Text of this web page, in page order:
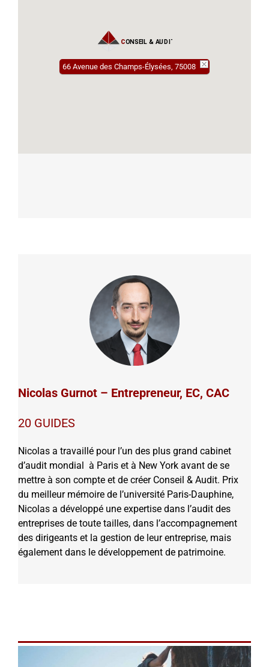
66 Avenue des Champs-Élysées, 75008
Nicolas Gurnot – Entrepreneur, EC, CAC
20 GUIDES
Nicolas a travaillé pour l’un des plus grand cabinet
d’audit mondial à Paris et à New York avant de se
mettre à son compte et de créer Conseil & Audit. Prix
du meilleur mémoire de l’université Paris-Dauphine,
Nicolas a développé une expertise dans l’audit des
entreprises de toute tailles, dans l’accompagnement
des dirigeants et la gestion de leur entreprise, mais
également dans le développement de patrimoine.